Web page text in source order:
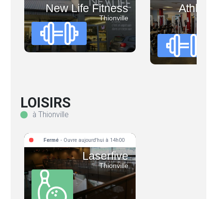
New Life Fitness
Thionville
LOISIRS
à Thionville
Laserfive
Thionville
Fermé - Ouvre aujourd'hui à 14h00